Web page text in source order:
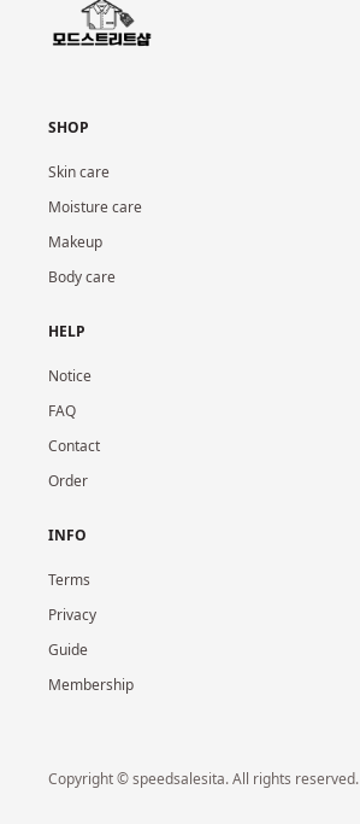
SHOP
Skin care
Moisture care
Makeup
Body care
HELP
Notice
FAQ
Contact
Order
INFO
Terms
Privacy
Guide
Membership
Copyright © speedsalesita. All rights reserved.